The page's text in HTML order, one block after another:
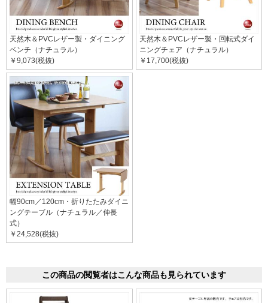
天然木＆PVCレザー製・ダイニング
ベンチ（ナチュラル）
￥9,073(税抜)
天然木＆PVCレザー製・回転式ダイ
ニングチェア（ナチュラル）
￥17,700(税抜)
幅90cm／120cm・折りたたみダイニ
ングテーブル（ナチュラル／伸長
式）
￥24,528(税抜)
この商品の閲覧者はこんな商品も見られています